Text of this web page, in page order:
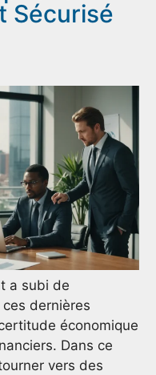
Sécurisé
a subi de
dernières
économique
Dans ce
vers des